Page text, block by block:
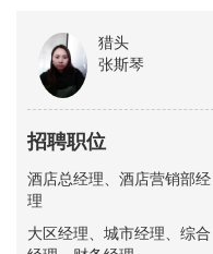
猎头
张斯琴
招聘职位
酒店总经理、酒店营销部经
理
大区经理、城市经理、综合